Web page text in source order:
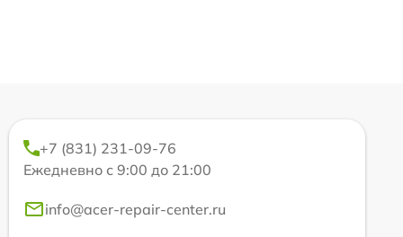
+7 (831) 231-09-76
Ежедневно с 9:00 до 21:00
info@acer-repair-center.ru